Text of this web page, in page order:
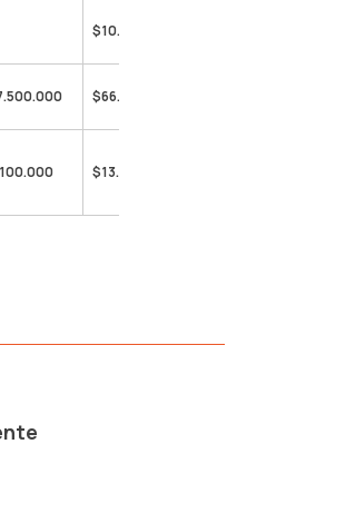
$10.641.873
$66.906.825
$13.341.801